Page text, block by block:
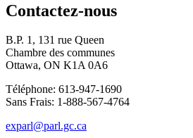
Contactez-nous
B.P. 1, 131 rue Queen
Chambre des communes
Ottawa, ON K1A 0A6
Téléphone: 613-947-1690
Sans Frais: 1-888-567-4764
exparl@parl.gc.ca